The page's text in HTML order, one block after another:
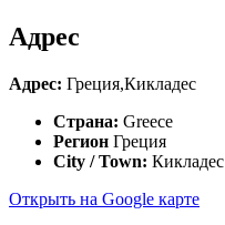
Адрес
Адрес: Греция,Кикладес
Страна: Greece
Регион Греция
City / Town: Кикладес
Открыть на Google карте